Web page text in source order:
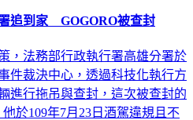
追到家 GOGORO被查封
，法務部行政執行署高雄分署於
件裁決中心，透過科技化執行方
進行拖吊與查封，這次被查封的
於109年7月23日酒駕違規且不